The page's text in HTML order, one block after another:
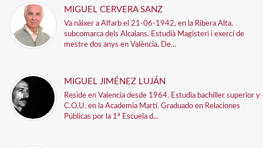
MIGUEL CERVERA SANZ
Va nàixer a Alfarb el 21-06-1942, en la Ribera Alta,
subcomarca dels Alcalans. Estudià Magisteri i exercí de
mestre dos anys en València. De...
MIGUEL JIMÉNEZ LUJÁN
Reside en Valencia desde 1964. Estudia bachiller superior y
C.O.U. en la Academia Martí. Graduado en Relaciones
Públicas por la 1ª Escuela d...